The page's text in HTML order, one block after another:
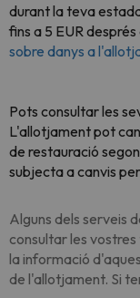
durant la teva
fins a 5 EUR
sobre danys a
Pots consultar les
L'allotjament pot
de restauració
subjecta a canvis
Alguns dels serveis
consultar les
la informació
de l'allotjament. Si